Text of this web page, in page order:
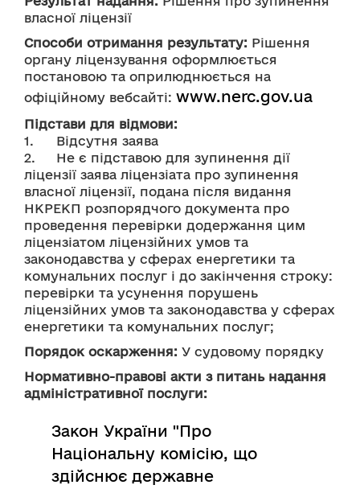
власної ліцензії
Способи отримання результату: Рішення
органу ліцензування оформлюється
постановою та оприлюднюється на
офіційному вебсайті: www.nerc.gov.ua
Підстави для відмови:
1.	Відсутня заява
2.	Не є підставою для зупинення дії
ліцензії заява ліцензіата про зупинення
власної ліцензії, подана після видання
НКРЕКП розпорядчого документа про
проведення перевірки додержання цим
ліцензіатом ліцензійних умов та
законодавства у сферах енергетики та
комунальних послуг і до закінчення строку:
перевірки та усунення порушень
ліцензійних умов та законодавства у сферах
енергетики та комунальних послуг;
Порядок оскарження: У судовому порядку
Нормативно-правові акти з питань надання
адміністративної послуги:
Закон України "Про
Національну комісію, що
здійснює державне